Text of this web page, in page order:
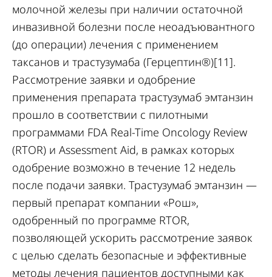
молочной железы при наличии остаточной
инвазивной болезни после неоадъювантного
(до операции) лечения с применением
таксанов и трастузумаба (Герцептин®)[11].
Рассмотрение заявки и одобрение
применения препарата трастузумаб эмтанзин
прошло в соответствии с пилотными
программами FDA Real-Time Oncology Review
(RTOR) и Assessment Aid, в рамках которых
одобрение возможно в течение 12 недель
после подачи заявки. Трастузумаб эмтанзин —
первый препарат компании «Рош»,
одобренный по программе RTOR,
позволяющей ускорить рассмотрение заявок
с целью сделать безопасные и эффективные
методы лечения пациентов доступными как